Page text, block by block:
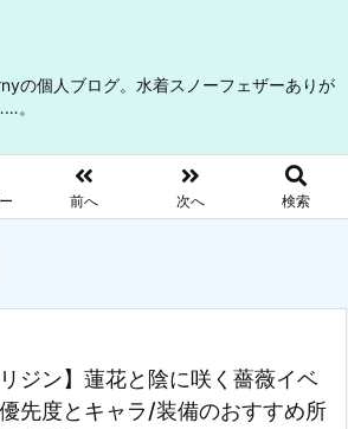
の個人ブログ。水着スノーフェザーありが
。
前へ 次へ 検索
ジン】蓮花と陰に咲く薔薇イベ
先度とキャラ/装備のおすすめ所